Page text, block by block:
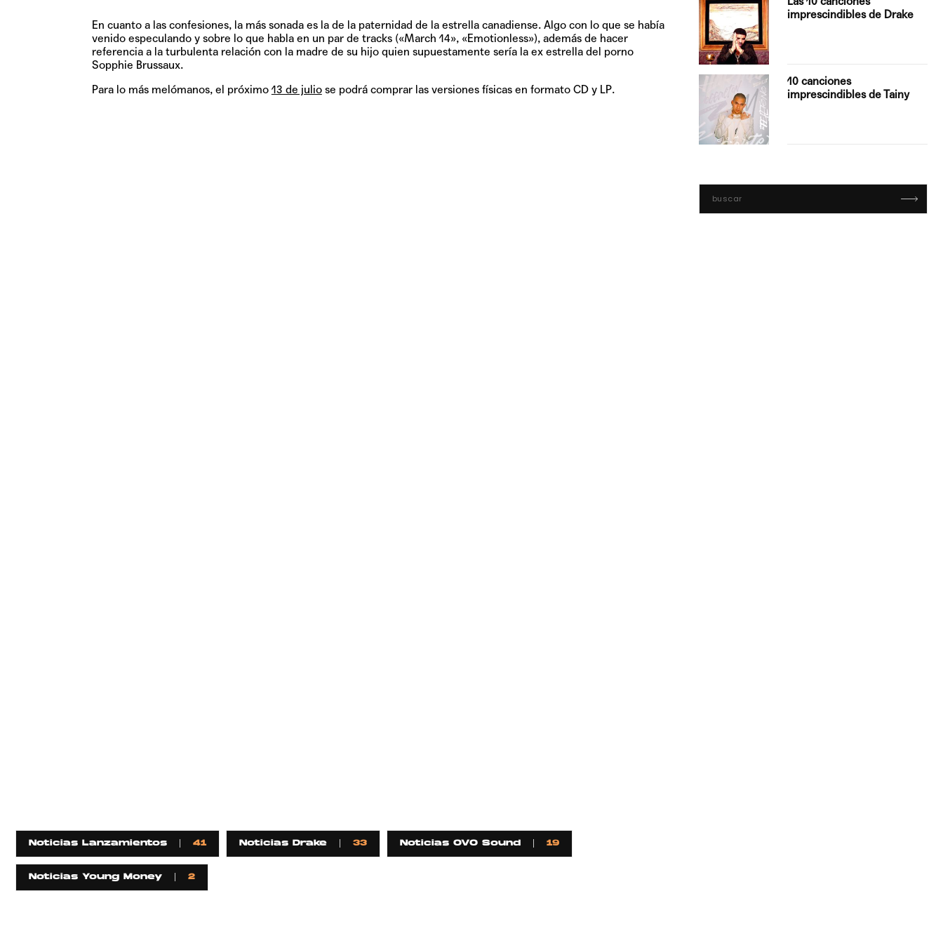
En cuanto a las confesiones, la más sonada es la de la paternidad de la estrella canadiense. Algo con lo que se había
venido especulando y sobre lo que habla en un par de tracks («March 14», «Emotionless»), además de hacer
referencia a la turbulenta relación con la madre de su hijo quien supuestamente sería la ex estrella del porno
Sopphie Brussaux.
Para lo más melómanos, el próximo 13 de juliose podrá comprar las versiones físicas en formato CD y LP.
Noticias Lanzamientos 41 Noticias Drake 33 Noticias OVO Sound 19
Noticias Young Money 2
sobre 'Bucle', el…
imprescindibles de Drake
10 canciones
imprescindibles de Tainy